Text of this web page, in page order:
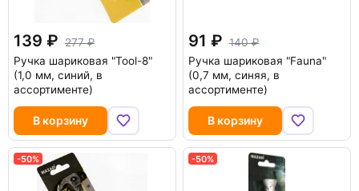
139
277
Ручка шариковая "Tool-8"
(1,0 мм, синий, в
ассортименте)
В корзину
91
140
Ручка шариковая "Fauna"
(0,7 мм, синяя, в
ассортименте)
В корзину
-50% -50%